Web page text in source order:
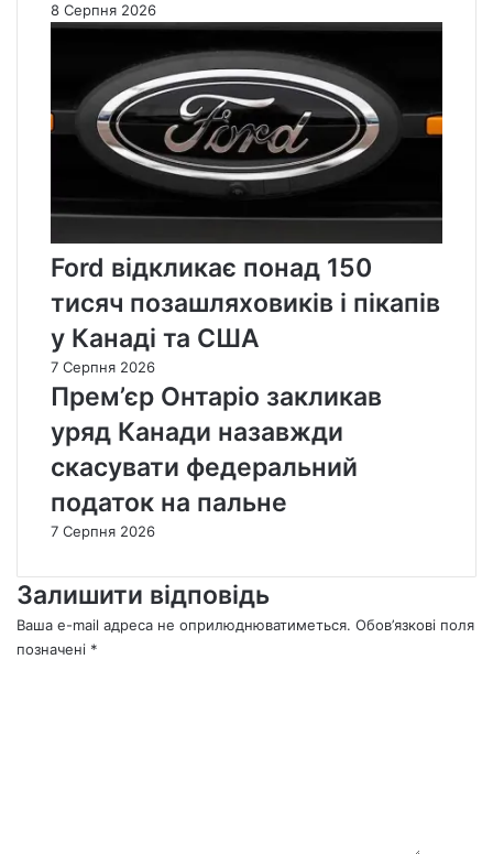
8 Серпня 2026
Ford відкликає понад 150
тисяч позашляховиків і пікапів
у Канаді та США
7 Серпня 2026
Прем’єр Онтаріо закликав
уряд Канади назавжди
скасувати федеральний
податок на пальне
7 Серпня 2026
Залишити відповідь
Ваша e-mail адреса не оприлюднюватиметься. Обов’язкові поля
позначені *